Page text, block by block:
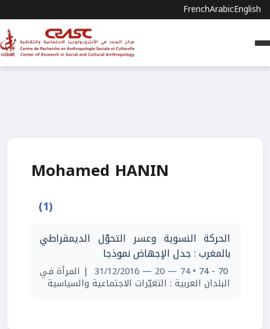
FrenchArabicEnglish
Mohamed HANIN
(1)
الحركة النسوية وعسر التحوّل الديمقراطي
بالمغرب : جدل الإجهاض نموذجا
70 - 74
• 74 — 20 — 31/12/2016 | المرأة في
البلدان العربية : التغيّرات الاجتماعية والسياسية